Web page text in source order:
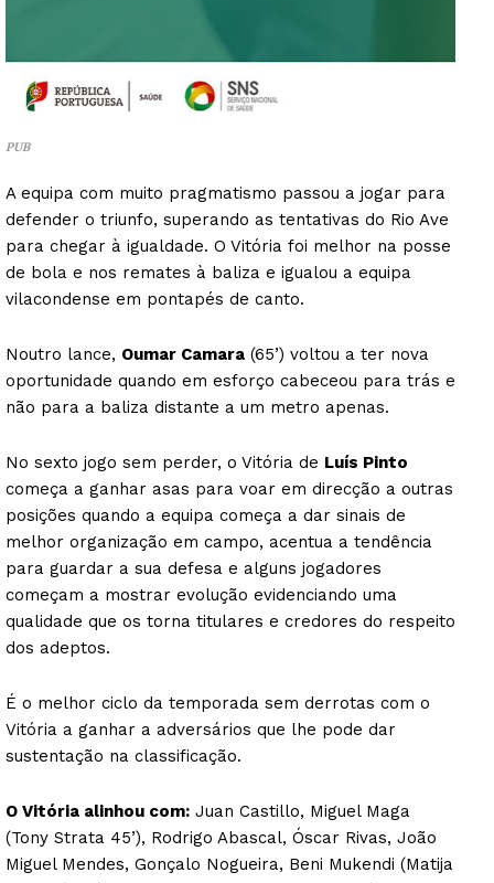
PUB
A equipa com muito pragmatismo passou a jogar para
defender o triunfo, superando as tentativas do Rio Ave
para chegar à igualdade. O Vitória foi melhor na posse
de bola e nos remates à baliza e igualou a equipa
vilacondense em pontapés de canto.
Noutro lance, Oumar Camara (65’) voltou a ter nova
oportunidade quando em esforço cabeceou para trás e
não para a baliza distante a um metro apenas.
No sexto jogo sem perder, o Vitória de Luís Pinto
começa a ganhar asas para voar em direcção a outras
posições quando a equipa começa a dar sinais de
melhor organização em campo, acentua a tendência
para guardar a sua defesa e alguns jogadores
começam a mostrar evolução evidenciando uma
qualidade que os torna titulares e credores do respeito
dos adeptos.
É o melhor ciclo da temporada sem derrotas com o
Vitória a ganhar a adversários que lhe pode dar
sustentação na classificação.
O Vitória alinhou com: Juan Castillo, Miguel Maga
(Tony Strata 45’), Rodrigo Abascal, Óscar Rivas, João
Miguel Mendes, Gonçalo Nogueira, Beni Mukendi (Matija